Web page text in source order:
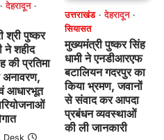
देहरादून
श्री पुष्कर
ने शहीद
की प्रतिमा
अनावरण,
आधारभूत
Desk
उत्तराखंड
देहरादून
सियासत
मुख्यमंत्री पुष्कर सिंह
धामी ने एनडीआरएफ
बटालियन गदरपुर का
किया भ्रमण, जवानों
से संवाद कर आपदा
प्रबंधन व्यवस्थाओं
की ली जानकारी